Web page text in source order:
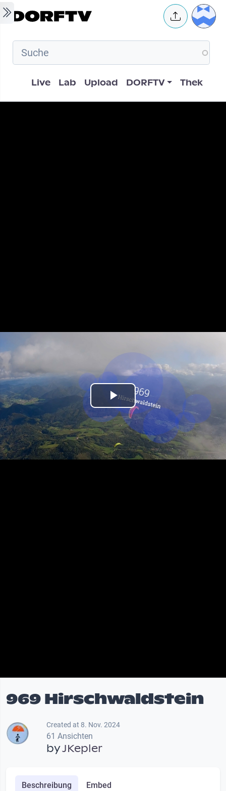
Skip to main content User
Hauptnavigation
Live Lab Upload DORFTV Thek
Play
Video
969 Hirschwaldstein
Created at 8. Nov. 2024
61 Ansichten
byJKepler
Beschreibung Embed